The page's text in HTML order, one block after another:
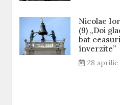
Nicolae
(9) „Doi
bat
înverzite”
28 aprilie